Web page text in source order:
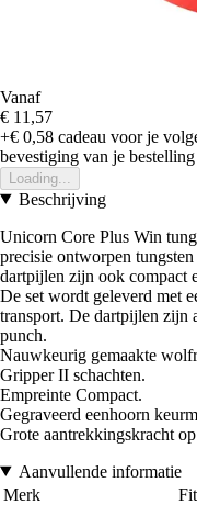
Vanaf
€ 11,57
+€ 0,58 cadeau voor je
bevestiging van je bestelling
Loading...
Beschrijving
Unicorn Core Plus Win
precisie ontworpen
dartpijlen zijn ook compact
De set wordt geleverd met
transport. De dartpijlen zijn
punch.
Nauwkeurig gemaakte
Gripper II schachten.
Empreinte Compact.
Gegraveerd eenhoorn
Grote aantrekkingskracht
Aanvullende informatie
Merk